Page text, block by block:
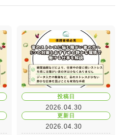
投稿日
2026.04.30
更新日
2026.04.30